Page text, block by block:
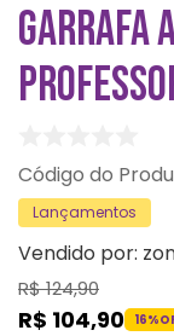
GARRAFA
Lançamentos
Vendido por:
R$124,90
R$ 104,90 16%